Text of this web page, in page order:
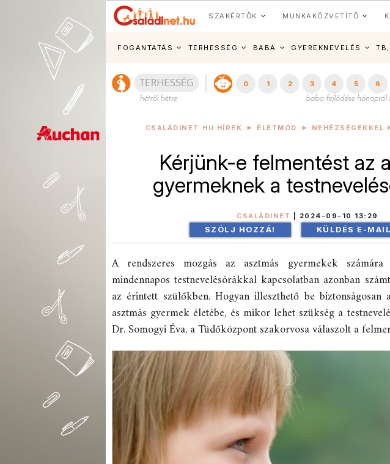
SZAKÉRTŐK MUNKAKÖZVETÍTŐ
FOGANTATÁS TERHESSÉG BABA GYEREKNEVELÉS TB,
0 1 2 3 4 5 6
CSALÁDINET.HU HÍREK ÉLETMÓD NEHÉZSÉGEKKEL
Kérjünk-e felmentést az
gyermeknek a
CSALÁDINET 2024-09-10 13:29
SZÓLJ HOZZÁ! KÜLDÉS E-
A rendszeres mozgás az asztmás gyermekek
mindennapos testnevelésórákkal kapcsolatban azonban
az érintett szülőkben. Hogyan illeszthető be biztonságosan
asztmás gyermek életébe, és mikor lehet szükség a
Dr. Somogyi Éva, a Tüdőközpont szakorvosa válaszolt a